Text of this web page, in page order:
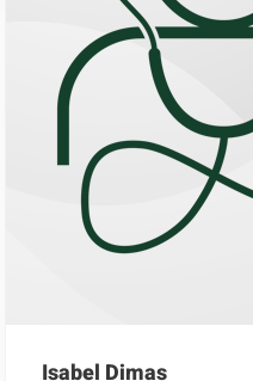
Isabel Dimas